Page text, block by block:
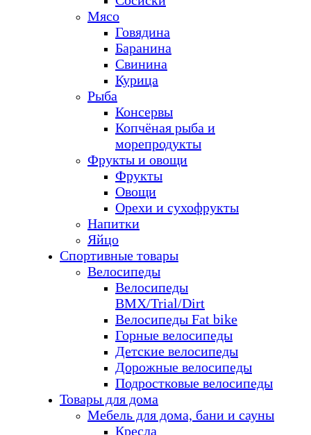
Мясо
Говядина
Баранина
Свинина
Курица
Рыба
Консервы
Копчёная рыба и
морепродукты
Фрукты и овощи
Фрукты
Овощи
Орехи и сухофрукты
Напитки
Яйцо
Спортивные товары
Велосипеды
Велосипеды
BMX/Trial/Dirt
Велосипеды Fat bike
Горные велосипеды
Детские велосипеды
Дорожные велосипеды
Подростковые велосипеды
Товары для дома
Мебель для дома, бани и сауны
Кресла